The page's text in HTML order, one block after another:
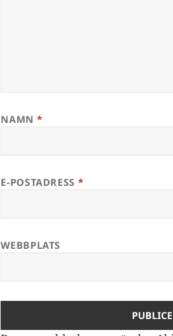
NAMN *
E-POSTADRESS *
WEBBPLATS